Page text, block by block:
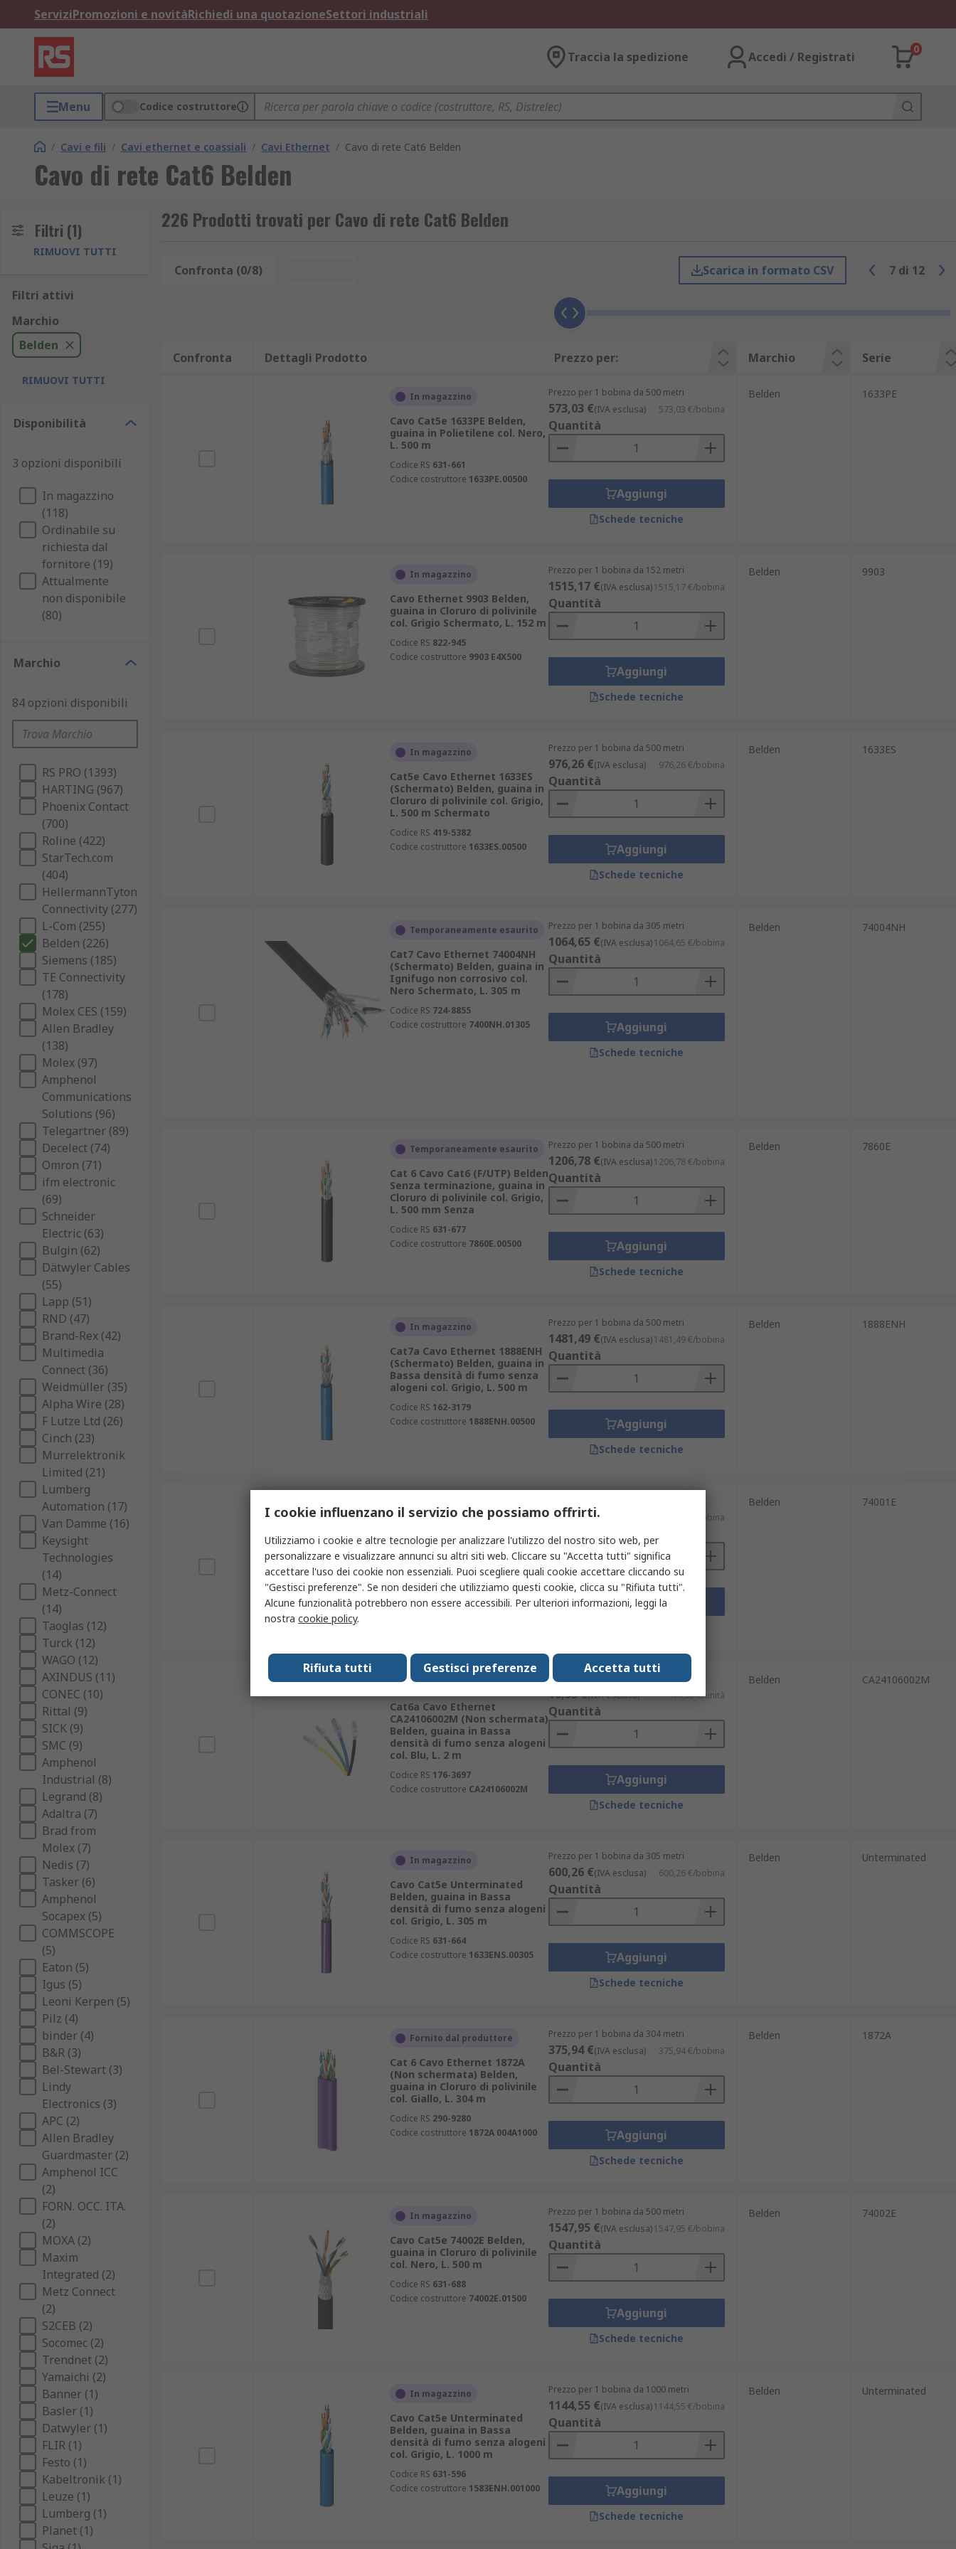
ServiziPromozioni e novitàRichiedi una quotazioneSettori industriali
Traccia la spedizione Accedi / Registrati
0
Menu Codice costruttore
/ Cavi e fili / Cavi ethernet e coassiali / Cavi Ethernet / Cavo di rete Cat6 Belden
Cavo di rete Cat6 Belden
Filtri (1)
RIMUOVI TUTTI
Filtri attivi
Marchio
Belden
RIMUOVI TUTTI
Disponibilità
3 opzioni disponibili
In magazzino
(118)
Ordinabile su
richiesta dal
fornitore (19)
Attualmente
non disponibile
(80)
Marchio
84 opzioni disponibili
RS PRO (1393)
HARTING (967)
Phoenix Contact
(700)
Roline (422)
StarTech.com
(404)
HellermannTyton
Connectivity (277)
L-Com (255)
Belden (226)
Siemens (185)
TE Connectivity
(178)
Molex CES (159)
Allen Bradley
(138)
Molex (97)
Amphenol
Communications
Solutions (96)
Telegartner (89)
Decelect (74)
Omron (71)
ifm electronic
(69)
Schneider
Electric (63)
Bulgin (62)
Dätwyler Cables
(55)
Lapp (51)
RND (47)
Brand-Rex (42)
Multimedia
Connect (36)
Weidmüller (35)
Alpha Wire (28)
F Lutze Ltd (26)
Cinch (23)
Murrelektronik
Limited (21)
Lumberg
Automation (17)
Van Damme (16)
Keysight
Technologies
(14)
Metz-Connect
(14)
Taoglas (12)
Turck (12)
WAGO (12)
AXINDUS (11)
CONEC (10)
Rittal (9)
SICK (9)
SMC (9)
Amphenol
Industrial (8)
Legrand (8)
Adaltra (7)
Brad from
Molex (7)
Nedis (7)
Tasker (6)
Amphenol
Socapex (5)
COMMSCOPE
(5)
Eaton (5)
Igus (5)
Leoni Kerpen (5)
Pilz (4)
binder (4)
B&R (3)
Bel-Stewart (3)
Lindy
Electronics (3)
APC (2)
Allen Bradley
Guardmaster (2)
Amphenol ICC
(2)
FORN. OCC. ITA.
(2)
MOXA (2)
Maxim
Integrated (2)
Metz Connect
(2)
S2CEB (2)
Socomec (2)
Trendnet (2)
Yamaichi (2)
Banner (1)
Basler (1)
Datwyler (1)
FLIR (1)
Festo (1)
Kabeltronik (1)
Leuze (1)
Lumberg (1)
Planet (1)
226 Prodotti trovati per Cavo di rete Cat6 Belden
Confronta (0/8) Scarica in formato CSV 7 di 12
Confronta Dettagli Prodotto Prezzo per: Marchio Serie
In magazzino
Cavo Cat5e 1633PE Belden,
guaina in Polietilene col. Nero,
L. 500 m
Codice RS 631-661
Codice costruttore 1633PE.00500
Prezzo per 1 bobina da 500 metri
573,03 €(IVA esclusa) 573,03 €/bobina
Quantità
Aggiungi
Schede tecniche
Belden 1633PE
In magazzino
Cavo Ethernet 9903 Belden,
guaina in Cloruro di polivinile
col. Grigio Schermato, L. 152 m
Codice RS 822-945
Codice costruttore 9903 E4X500
Prezzo per 1 bobina da 152 metri
1515,17 €(IVA esclusa)1515,17 €/bobina
Quantità
Aggiungi
Schede tecniche
Belden 9903
In magazzino
Cat5e Cavo Ethernet 1633ES
(Schermato) Belden, guaina in
Cloruro di polivinile col. Grigio,
L. 500 m Schermato
Codice RS 419-5382
Codice costruttore 1633ES.00500
Prezzo per 1 bobina da 500 metri
976,26 €(IVA esclusa) 976,26 €/bobina
Quantità
Aggiungi
Schede tecniche
Belden 1633ES
Temporaneamente esaurito
Cat7 Cavo Ethernet 74004NH
(Schermato) Belden, guaina in
Ignifugo non corrosivo col.
Nero Schermato, L. 305 m
Codice RS 724-8855
Codice costruttore 7400NH.01305
Prezzo per 1 bobina da 305 metri
1064,65 €(IVA esclusa)1064,65 €/bobina
Quantità
Aggiungi
Schede tecniche
Belden 74004NH
Temporaneamente esaurito
Cat 6 Cavo Cat6 (F/UTP) Belden
Senza terminazione, guaina in
Cloruro di polivinile col. Grigio,
L. 500 mm Senza
Codice RS 631-677
Codice costruttore 7860E.00500
Prezzo per 1 bobina da 500 metri
1206,78 €(IVA esclusa)1206,78 €/bobina
Quantità
Aggiungi
Schede tecniche
Belden 7860E
In magazzino
Cat7a Cavo Ethernet 1888ENH
(Schermato) Belden, guaina in
Bassa densità di fumo senza
alogeni col. Grigio, L. 500 m
Codice RS 162-3179
Codice costruttore 1888ENH.00500
Prezzo per 1 bobina da 500 metri
1481,49 €(IVA esclusa)1481,49 €/bobina
Quantità
Aggiungi
Schede tecniche
Belden 1888ENH
In magazzino
guaina in Cloruro di polivinile
col. Nero, L. 500 m
Codice RS631-691
Codice costruttore74001E.01500
1584,44 € 1584,44 €/bobina
Quantità
Aggiungi
Belden 74001E
Temporaneamente esaurito
Cat6a Cavo Ethernet
CA24106002M (Non schermata)
Belden, guaina in Bassa
densità di fumo senza alogeni
col. Blu, L. 2 m
Codice RS 176-3697
Codice costruttore CA24106002M
Prezzo per 1 unità
16,55 €(IVA esclusa) 16,55 €/unità
Quantità
Aggiungi
Schede tecniche
Belden CA24106002M
In magazzino
Cavo Cat5e Unterminated
Belden, guaina in Bassa
densità di fumo senza alogeni
col. Grigio, L. 305 m
Codice RS 631-664
Codice costruttore 1633ENS.00305
Prezzo per 1 bobina da 305 metri
600,26 €(IVA esclusa) 600,26 €/bobina
Quantità
Aggiungi
Schede tecniche
Belden Unterminated
Fornito dal produttore
Cat 6 Cavo Ethernet 1872A
(Non schermata) Belden,
guaina in Cloruro di polivinile
col. Giallo, L. 304 m
Codice RS 290-9280
Codice costruttore 1872A 004A1000
Prezzo per 1 bobina da 304 metri
375,94 €(IVA esclusa) 375,94 €/bobina
Quantità
Aggiungi
Schede tecniche
Belden 1872A
In magazzino
Cavo Cat5e 74002E Belden,
guaina in Cloruro di polivinile
col. Nero, L. 500 m
Codice RS 631-688
Codice costruttore 74002E.01500
Prezzo per 1 bobina da 500 metri
1547,95 €(IVA esclusa)1547,95 €/bobina
Quantità
Aggiungi
Schede tecniche
Belden 74002E
In magazzino
Cavo Cat5e Unterminated
Belden, guaina in Bassa
densità di fumo senza alogeni
col. Grigio, L. 1000 m
Codice RS 631-596
Codice costruttore 1583ENH.001000
Prezzo per 1 bobina da 1000 metri
1144,55 €(IVA esclusa)1144,55 €/bobina
Quantità
Aggiungi
Schede tecniche
Belden Unterminated
I cookie influenzano il servizio che possiamo offrirti.
Utilizziamo i cookie e altre tecnologie per analizzare l'utilizzo del nostro sito web, per
personalizzare e visualizzare annunci su altri siti web. Cliccare su "Accetta tutti" significa
accettare l'uso dei cookie non essenziali. Puoi scegliere quali cookie accettare cliccando su
"Gestisci preferenze". Se non desideri che utilizziamo questi cookie, clicca su "Rifiuta tutti".
Alcune funzionalità potrebbero non essere accessibili. Per ulteriori informazioni, leggi la
nostra cookie policy.
Accetta tutti
Gestisci preferenze
Rifiuta tutti